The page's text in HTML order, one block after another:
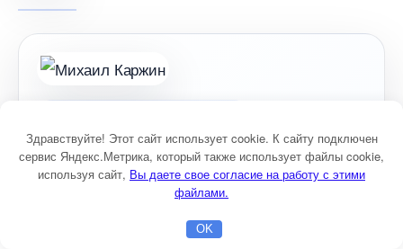
МАТЕРИАЛ ПОДГОТОВЛЕН
ПРАКТИКУЮЩИМ
Здравствуйте! Этот сайт использует cookie. К сайту подключен
сервис Яндекс.Метрика, который также использует файлы cookie,
используя сайт, ы даете свое согласие на работу с этими
файлами.
OK